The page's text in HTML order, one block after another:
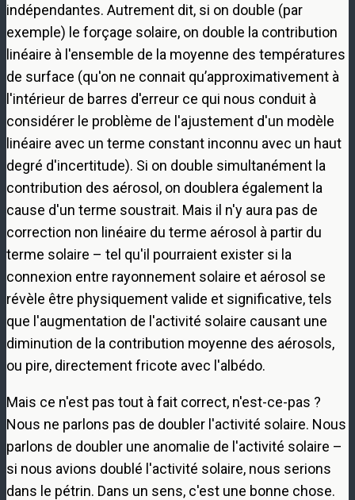
indépendantes. Autrement dit, si on double (par
exemple) le forçage solaire, on double la contribution
linéaire à l'ensemble de la moyenne des températures
de surface (qu'on ne connait qu’approximativement à
l'intérieur de barres d'erreur ce qui nous conduit à
considérer le problème de l'ajustement d'un modèle
linéaire avec un terme constant inconnu avec un haut
degré d'incertitude). Si on double simultanément la
contribution des aérosol, on doublera également la
cause d'un terme soustrait. Mais il n'y aura pas de
correction non linéaire du terme aérosol à partir du
terme solaire – tel qu'il pourraient exister si la
connexion entre rayonnement solaire et aérosol se
révèle être physiquement valide et significative, tels
que l'augmentation de l'activité solaire causant une
diminution de la contribution moyenne des aérosols,
ou pire, directement fricote avec l'albédo.
Mais ce n'est pas tout à fait correct, n'est-ce-pas ?
Nous ne parlons pas de doubler l'activité solaire. Nous
parlons de doubler une anomalie de l'activité solaire –
si nous avions doublé l'activité solaire, nous serions
dans le pétrin. Dans un sens, c'est une bonne chose.